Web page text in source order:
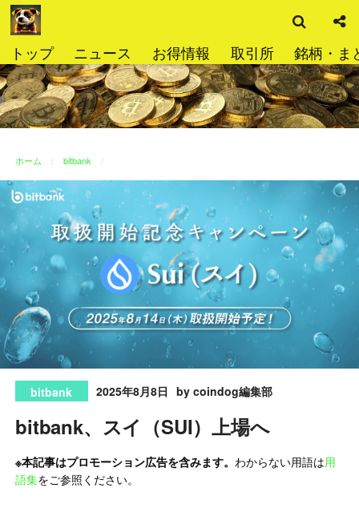
コ
ン
ン
ツ
へ
ス
プ
トップ ニュース お得情報 取引所 銘柄・ま
索
ホーム bitbank
bitbank 2025年8月8日 by coindog編集部
bitbank、スイ（SUI）上場へ
※本記事はプロモーション広告を含みます。わからない用語は用
語集をご参照ください。